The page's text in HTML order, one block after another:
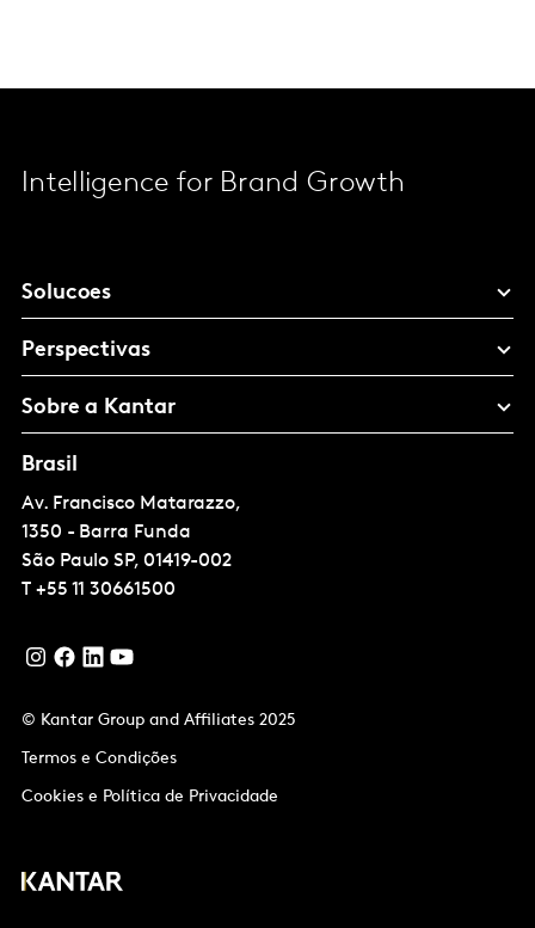
Intelligence for Brand Growth
Solucoes
Perspectivas
Sobre a Kantar
Brasil
Av. Francisco Matarazzo,
1350 - Barra Funda
São Paulo SP, 01419-002
T +55 11 30661500
© Kantar Group and Affiliates 2025
Termos e Condições
Cookies e Política de Privacidade